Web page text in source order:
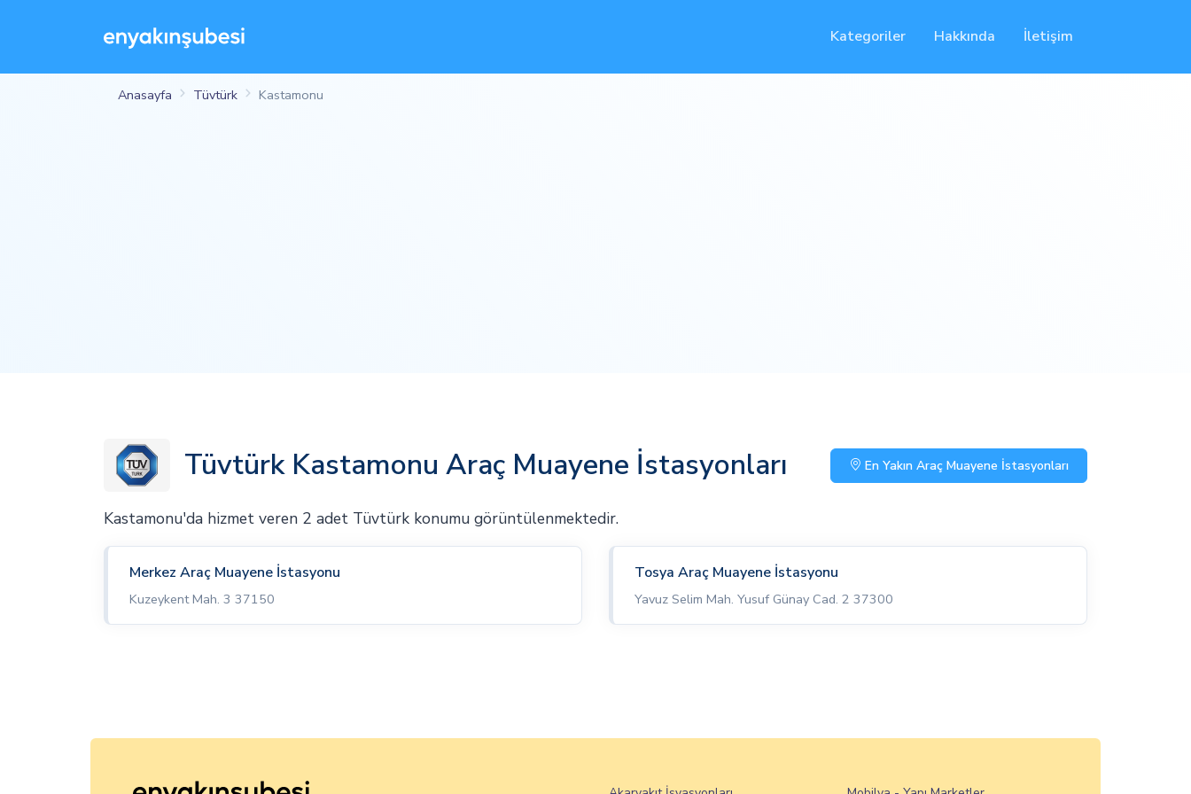
Kategoriler Hakkında İletişim
Anasayfa Tüvtürk Kastamonu
Tüvtürk Kastamonu Araç Muayene İstasyonları En Yakın Araç Muayene İstasyonları
Kastamonu'da hizmet veren 2 adet Tüvtürk konumu görüntülenmektedir.
Merkez Araç Muayene İstasyonu
Kuzeykent Mah. 3 37150
Tosya Araç Muayene İstasyonu
Yavuz Selim Mah. Yusuf Günay Cad. 2 37300